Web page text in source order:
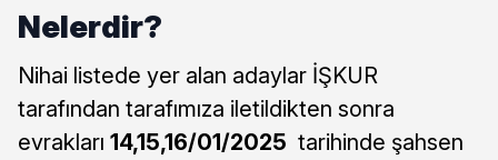
Nelerdir?
Nihai listede yer alan adaylar İŞKUR
tarafından tarafımıza iletildikten sonra
evrakları 14,15,16/01/2025 tarihinde şahsen